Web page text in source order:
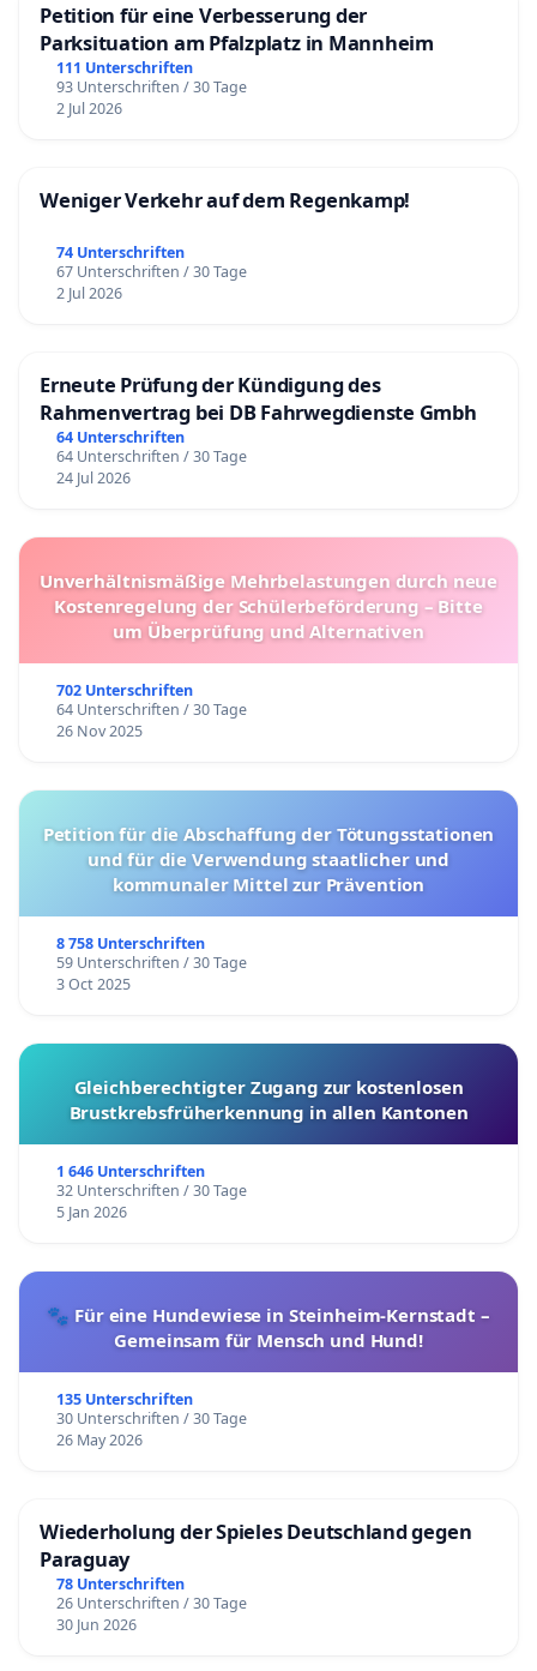
Petition für eine Verbesserung der
Parksituation am Pfalzplatz in Mannheim
111 Unterschriften
93 Unterschriften / 30 Tage
2 Jul 2026
Weniger Verkehr auf dem Regenkamp!
74 Unterschriften
67 Unterschriften / 30 Tage
2 Jul 2026
Erneute Prüfung der Kündigung des
Rahmenvertrag bei DB Fahrwegdienste Gmbh
64 Unterschriften
64 Unterschriften / 30 Tage
24 Jul 2026
Unverhältnismäßige Mehrbelastungen durch neue
Kostenregelung der Schülerbeförderung – Bitte
um Überprüfung und Alternativen
702 Unterschriften
64 Unterschriften / 30 Tage
26 Nov 2025
Petition für die Abschaffung der Tötungsstationen
und für die Verwendung staatlicher und
kommunaler Mittel zur Prävention
8 758 Unterschriften
59 Unterschriften / 30 Tage
3 Oct 2025
Gleichberechtigter Zugang zur kostenlosen
Brustkrebsfrüherkennung in allen Kantonen
1 646 Unterschriften
32 Unterschriften / 30 Tage
5 Jan 2026
🐾 Für eine Hundewiese in Steinheim-Kernstadt –
Gemeinsam für Mensch und Hund!
135 Unterschriften
30 Unterschriften / 30 Tage
26 May 2026
Wiederholung der Spieles Deutschland gegen
Paraguay
78 Unterschriften
26 Unterschriften / 30 Tage
30 Jun 2026